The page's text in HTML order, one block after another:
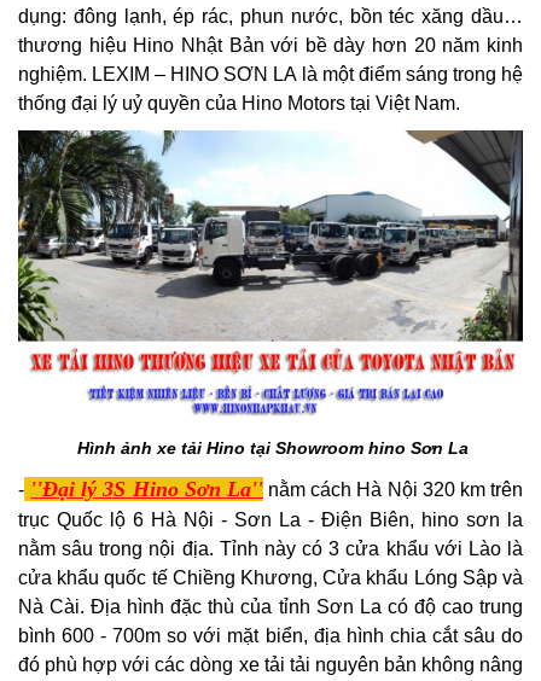
dụng: đông lạnh, ép rác, phun nước, bồn téc xăng dầu…
thương hiệu Hino Nhật Bản với bề dày hơn 20 năm kinh
nghiệm. LEXIM – HINO SƠN LA là một điểm sáng trong hệ
thống đại lý uỷ quyền của Hino Motors tại Việt Nam.
Hình ảnh xe tải Hino tại Showroom hino Sơn La
- ''Đại lý 3S Hino Sơn La''nằm cách Hà Nội 320 km trên
trục Quốc lộ 6 Hà Nội - Sơn La - Điện Biên, hino sơn la
nằm sâu trong nội địa. Tỉnh này có 3 cửa khẩu với Lào là
cửa khẩu quốc tế Chiềng Khương, Cửa khẩu Lóng Sập và
Nà Cài. Địa hình đặc thù của tỉnh Sơn La có độ cao trung
bình 600 - 700m so với mặt biển, địa hình chia cắt sâu do
đó phù hợp với các dòng xe tải tải nguyên bản không nâng